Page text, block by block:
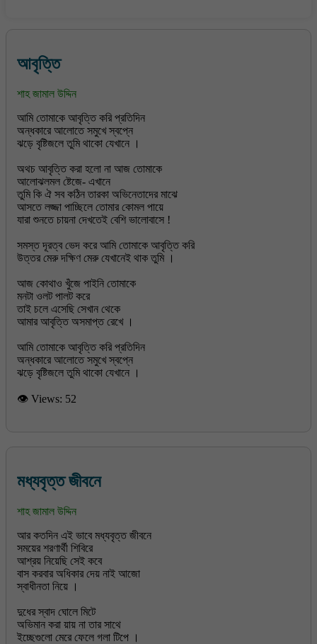
আবৃত্তি
শাহ জামাল উদ্দিন
আমি তোমাকে আবৃত্তি করি প্রতিদিন
অন্ধকারে আলোতে সমুখে স্বপ্নে
ঝড়ে বৃষ্টিজলে তুমি থাকো যেখানে ।
অথচ আবৃত্তি করা হলো না আজ তোমাকে
আলোঝলমল ষ্টেজে- এখানে
তুমি কি ঐ সব কঠিন তারকা অভিনেতাদের মাঝে
আসতে লজ্জা পাচ্ছিলে তোমার কোমল পায়ে
যারা শুনতে চায়না দেখতেই বেশি ভালোবাসে !
সমস্ত দূরত্ব ভেদ করে আমি তোমাকে আবৃত্তি করি
উত্তর মেরু দক্ষিণ মেরু যেখানেই থাক তুমি ।
আজ কোথাও খুঁজে পাইনি তোমাকে
মনটা ওলট পালট করে
তাই চলে এসেছি সেখান থেকে
আমার আবৃত্তি অসমাপ্ত রেখে ।
আমি তোমাকে আবৃত্তি করি প্রতিদিন
অন্ধকারে আলোতে সমুখে স্বপ্নে
👁 Views: 52
মধ্যবৃত্ত জীবনে
শাহ জামাল উদ্দিন
আর কতদিন এই ভাবে মধ্যবৃত্ত জীবনে
সময়ের শরণার্থী শিবিরে
আশ্রয় নিয়েছি সেই কবে
বাস করবার অধিকার দেয় নাই আজো
স্বাধীনতা নিয়ে ।
দুধের স্বাদ ঘোলে মিটে
অভিমান করা য়ায় না তার সাথে
ইচ্ছেগুলো মেরে ফেলে গলা টিপে ।